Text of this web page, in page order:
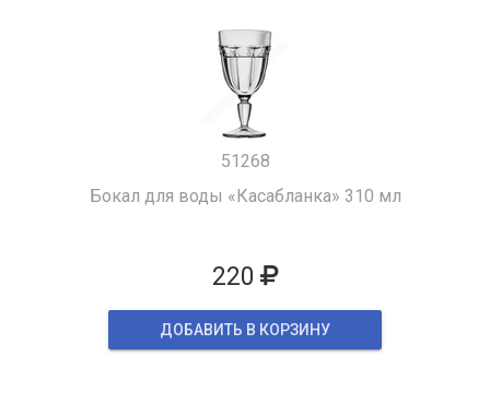
51268
Бокал для воды «Касабланка» 310 мл
220
ДОБАВИТЬ В КОРЗИНУ